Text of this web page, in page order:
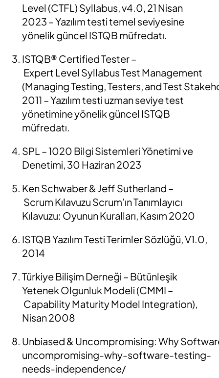
Level (CTFL) Syllabus, v4.0, 21 Nisan
2023 – Yazılım testi temel seviyesine
yönelik güncel ISTQB müfredatı.
ISTQB® CertifiedTester–
Expert Level SyllabusTest Management
(ManagingTesting,Testers, andTest
2011 – Yazılımtesti uzmanseviyetest
yönetimineyönelik güncel ISTQB
müfredatı.
SPL –1020 Bilgi Sistemleri Yönetimi ve
Denetimi, 30 Haziran 2023
KenSchwaber& Jeff Sutherland –
Scrum Kılavuzu Scrum’ınTanımlayıcı
Kılavuzu: Oyunun Kuralları, Kasım 2020
ISTQB Yazılım Testi Terimler Sözlüğü, V1.0,
2014
Türkiye Bilişim Derneği – Bütünleşik
Yetenek Olgunluk Modeli (CMMI –
CapabilityMaturityModel Integration),
Nisan 2008
Unbiased & Uncompromising: Why
uncompromising-why-software-testing-
needs-independence/